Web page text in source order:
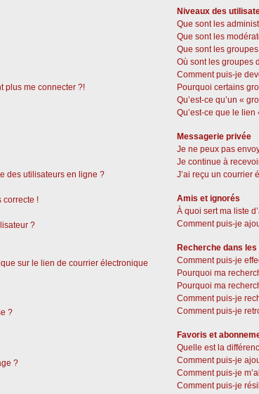
plus me connecter ?!
des utilisateurs en ligne ?
correcte !
?
sur le lien de courrier électronique
?
?
Niveaux des
Que sont les
Que sont les
Que sont les
Où sont les groupes
Comment puis-je
Pourquoi certains
Qu’est-ce qu’un «
Qu’est-ce que le lien
Messagerie privée
Je ne peux pas
Je continue à
J’ai reçu un courrier
Amis et ignorés
À quoi sert ma liste
Comment puis-je
Recherche dans
Comment puis-je
Pourquoi ma
Pourquoi ma
Comment puis-je
Comment puis-je
Favoris et
Quelle est la
Comment puis-je
Comment puis-je
Comment puis-je